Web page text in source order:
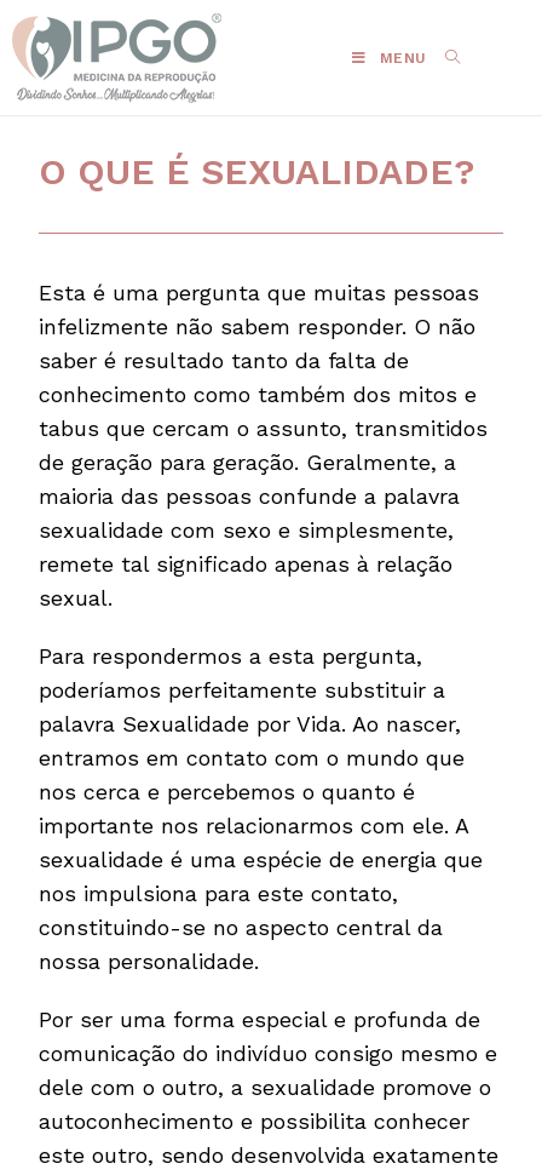
MENU
O QUE É SEXUALIDADE?
Esta é uma pergunta que muitas pessoas
infelizmente não sabem responder. O não
saber é resultado tanto da falta de
conhecimento como também dos mitos e
tabus que cercam o assunto, transmitidos
de geração para geração. Geralmente, a
maioria das pessoas confunde a palavra
sexualidade com sexo e simplesmente,
remete tal significado apenas à relação
sexual.
Para respondermos a esta pergunta,
poderíamos perfeitamente substituir a
palavra Sexualidade por Vida. Ao nascer,
entramos em contato com o mundo que
nos cerca e percebemos o quanto é
importante nos relacionarmos com ele. A
sexualidade é uma espécie de energia que
nos impulsiona para este contato,
constituindo-se no aspecto central da
nossa personalidade.
Por ser uma forma especial e profunda de
comunicação do indivíduo consigo mesmo e
dele com o outro, a sexualidade promove o
autoconhecimento e possibilita conhecer
este outro, sendo desenvolvida exatamente